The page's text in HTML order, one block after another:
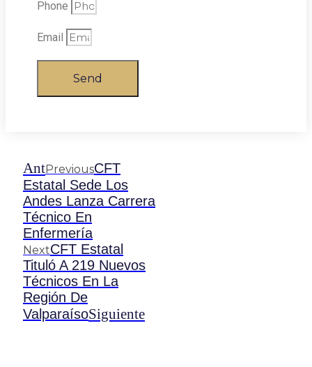
Phone
Email
Send
AntPreviousCFT
Estatal Sede Los
Andes Lanza Carrera
Técnico En
Enfermería
NextCFT Estatal
Tituló A 219 Nuevos
Técnicos En La
Región De
ValparaísoSiguiente